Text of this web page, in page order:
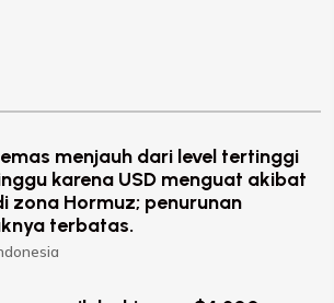
menjauh dari level tertinggi
karena USD menguat akibat
zona Hormuz; penurunan
terbatas.